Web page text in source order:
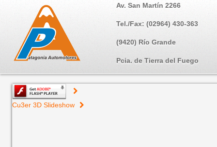
Av. San Martín 2266
Tel./Fax: (02964) 430-363
(9420) Río Grande
Pcia. de Tierra del Fuego
Cu3er 3D Slideshow